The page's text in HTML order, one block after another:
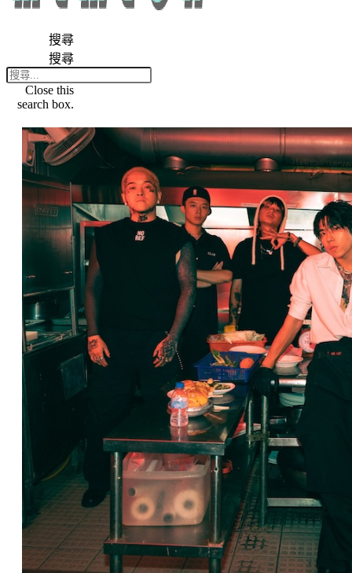
搜尋
搜尋
Close this
search box.